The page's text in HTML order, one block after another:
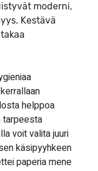
moderni,
Kestävä
helppoa
tarpeesta
voit valita juuri
käsipyyhkeen
paperia mene